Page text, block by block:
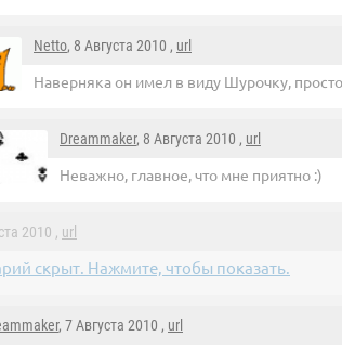
Netto, 8 Августа 2010 , url
Наверняка он имел в виду Шурочку,
Dreammaker, 8 Августа 2010 , url
Неважно, главное, что мне приятно :)
2010 , url
скрыт. Нажмите, чтобы показать.
, 7 Августа 2010 , url